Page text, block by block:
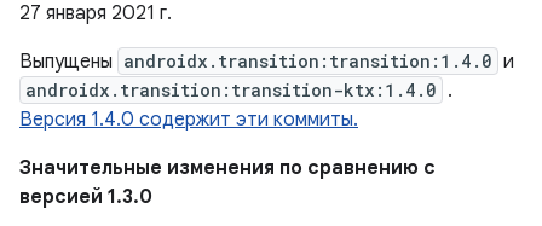
27 января 2021 г.
Выпущены androidx.transition:transition:1.4.0 и
androidx.transition:transition-ktx:1.4.0 .
Версия 1.4.0 содержит эти коммиты.
Значительные изменения по сравнению с
версией 1.3.0